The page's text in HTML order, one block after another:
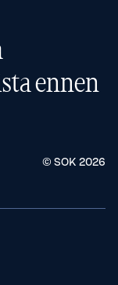
ennen
© SOK 2026